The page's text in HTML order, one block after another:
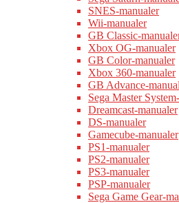
SNES-manualer
Wii-manualer
GB Classic-
Xbox OG-manualer
GB Color-manualer
Xbox 360-manualer
GB Advance-
Sega Master
Dreamcast-manualer
DS-manualer
Gamecube-manualer
PS1-manualer
PS2-manualer
PS3-manualer
PSP-manualer
Sega Game Gear-